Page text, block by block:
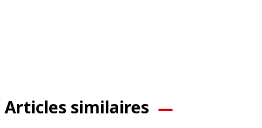
Articles similaires